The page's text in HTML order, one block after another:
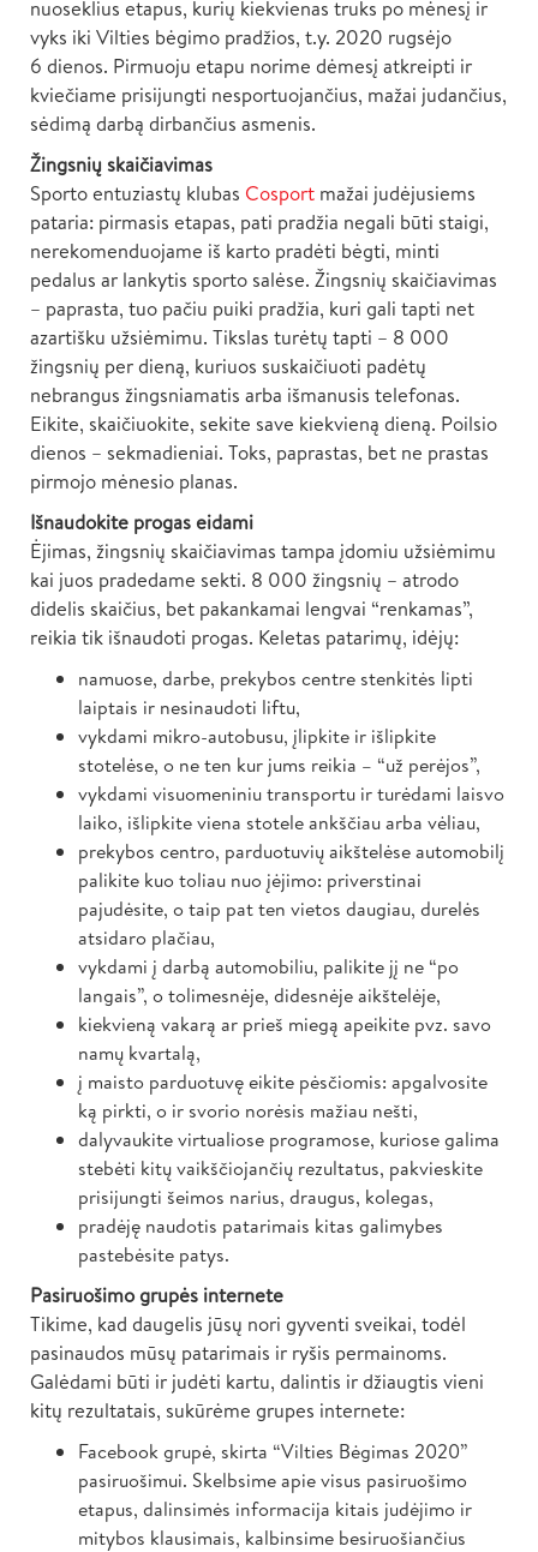
nuoseklius etapus, kurių kiekvienas truks po mėnesį ir
vyks iki Vilties bėgimo pradžios, t.y. 2020 rugsėjo
6 dienos. Pirmuoju etapu norime dėmesį atkreipti ir
kviečiame prisijungti nesportuojančius, mažai judančius,
sėdimą darbą dirbančius asmenis.
Žingsnių skaičiavimas
Sporto entuziastų klubas Cosport mažai judėjusiems
pataria: pirmasis etapas, pati pradžia negali būti staigi,
nerekomenduojame iš karto pradėti bėgti, minti
pedalus ar lankytis sporto salėse. Žingsnių skaičiavimas
– paprasta, tuo pačiu puiki pradžia, kuri gali tapti net
azartišku užsiėmimu. Tikslas turėtų tapti – 8 000
žingsnių per dieną, kuriuos suskaičiuoti padėtų
nebrangus žingsniamatis arba išmanusis telefonas.
Eikite, skaičiuokite, sekite save kiekvieną dieną. Poilsio
dienos – sekmadieniai. Toks, paprastas, bet ne prastas
pirmojo mėnesio planas.
Išnaudokite progas eidami
Ėjimas, žingsnių skaičiavimas tampa įdomiu užsiėmimu
kai juos pradedame sekti. 8 000 žingsnių – atrodo
didelis skaičius, bet pakankamai lengvai “renkamas”,
reikia tik išnaudoti progas. Keletas patarimų, idėjų:
namuose, darbe, prekybos centre stenkitės lipti
laiptais ir nesinaudoti liftu,
vykdami mikro-autobusu, įlipkite ir išlipkite
stotelėse, o ne ten kur jums reikia – “už perėjos”,
vykdami visuomeniniu transportu ir turėdami laisvo
laiko, išlipkite viena stotele ankščiau arba vėliau,
prekybos centro, parduotuvių aikštelėse automobilį
palikite kuo toliau nuo įėjimo: priverstinai
pajudėsite, o taip pat ten vietos daugiau, durelės
atsidaro plačiau,
vykdami į darbą automobiliu, palikite jį ne “po
langais”, o tolimesnėje, didesnėje aikštelėje,
kiekvieną vakarą ar prieš miegą apeikite pvz. savo
namų kvartalą,
į maisto parduotuvę eikite pėsčiomis: apgalvosite
ką pirkti, o ir svorio norėsis mažiau nešti,
dalyvaukite virtualiose programose, kuriose galima
stebėti kitų vaikščiojančių rezultatus, pakvieskite
prisijungti šeimos narius, draugus, kolegas,
pradėję naudotis patarimais kitas galimybes
pastebėsite patys.
Pasiruošimo grupės internete
Tikime, kad daugelis jūsų nori gyventi sveikai, todėl
pasinaudos mūsų patarimais ir ryšis permainoms.
Galėdami būti ir judėti kartu, dalintis ir džiaugtis vieni
kitų rezultatais, sukūrėme grupes internete:
Facebook grupė, skirta “Vilties Bėgimas 2020”
pasiruošimui. Skelbsime apie visus pasiruošimo
etapus, dalinsimės informacija kitais judėjimo ir
mitybos klausimais, kalbinsime besiruošiančius